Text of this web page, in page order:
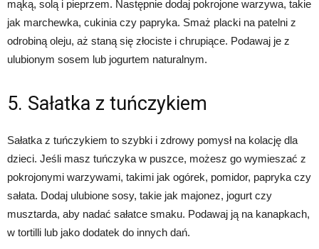
mąką, solą i pieprzem. Następnie dodaj pokrojone warzywa, takie
jak marchewka, cukinia czy papryka. Smaż placki na patelni z
odrobiną oleju, aż staną się złociste i chrupiące. Podawaj je z
ulubionym sosem lub jogurtem naturalnym.
5. Sałatka z tuńczykiem
Sałatka z tuńczykiem to szybki i zdrowy pomysł na kolację dla
dzieci. Jeśli masz tuńczyka w puszce, możesz go wymieszać z
pokrojonymi warzywami, takimi jak ogórek, pomidor, papryka czy
sałata. Dodaj ulubione sosy, takie jak majonez, jogurt czy
musztarda, aby nadać sałatce smaku. Podawaj ją na kanapkach,
w tortilli lub jako dodatek do innych dań.